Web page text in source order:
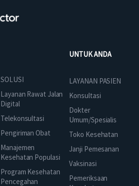
SOLUSI
Layanan Rawat Jalan
Digital
Telekonsultasi
Pengiriman Obat
Manajemen
Kesehatan Populasi
Program Kesehatan
Pencegahan
UNTUK ANDA
LAYANAN PASIEN
Konsultasi
Dokter
Umum/Spesialis
Toko Kesehatan
Janji Pemesanan
Vaksinasi
Pemeriksaan